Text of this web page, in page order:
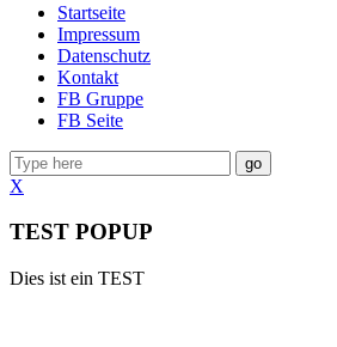
Startseite
Impressum
Datenschutz
Kontakt
FB Gruppe
FB Seite
go
X
TEST POPUP
Dies ist ein TEST